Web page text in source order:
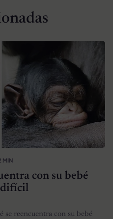
MIN
con su bebé
difícil
se reencuentra con su bebé